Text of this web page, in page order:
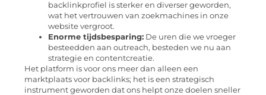
backlinkprofiel is sterker en diverser geworden,
wat het vertrouwen van zoekmachines in onze
website vergroot.
Enorme tijdsbesparing: De uren die we vroeger
besteedden aan outreach, besteden we nu aan
strategie en contentcreatie.
Het platform is voor ons meer dan alleen een
marktplaats voor backlinks; het is een strategisch
instrument geworden dat ons helpt onze doelen sneller